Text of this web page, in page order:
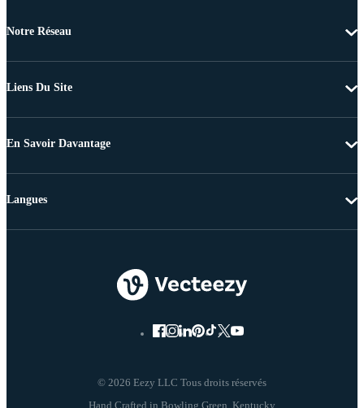
Notre Réseau
Liens Du Site
En Savoir Davantage
© 2026 Eezy LLC Tous droits réservés
Langues